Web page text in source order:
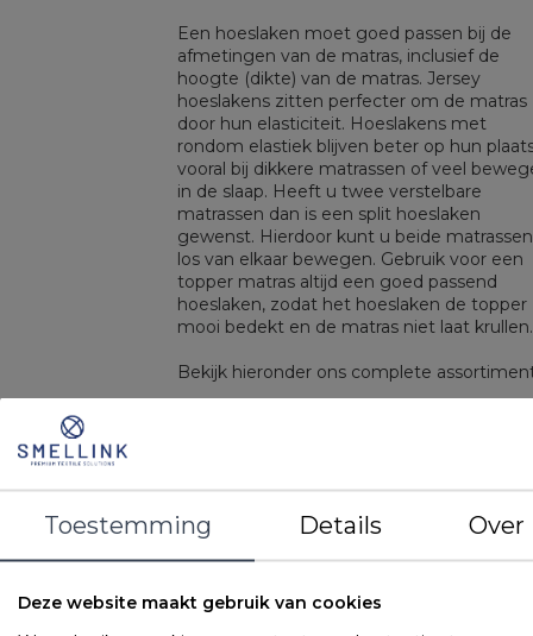
Een hoeslaken moet goed passen bij de
afmetingen van de matras, inclusief de
hoogte (dikte) van de matras. Jersey
hoeslakens zitten perfecter om de matras
door hun elasticiteit. Hoeslakens met
rondom elastiek blijven beter op hun
vooral bij dikkere matrassen of veel
in de slaap. Heeft u twee verstelbare
matrassen dan is een split hoeslaken
gewenst. Hierdoor kunt u beide matrassen
los van elkaar bewegen. Gebruik voor een
topper matras altijd een goed passend
hoeslaken, zodat het hoeslaken de topper
mooi bedekt en de matras niet laat krullen.
Bekijk hieronder ons complete
Maak een keuze: HOESLAKENS - SPECIAAL VOOR TOPPER
TERUG
Sorteer
Toestemming Details Over
Deze website maakt gebruik van cookies